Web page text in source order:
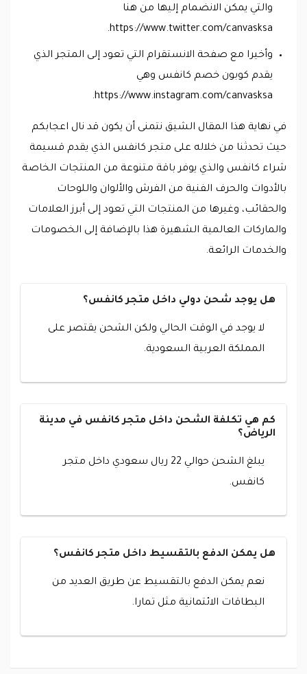
والتي يمكن الانضمام إليها من هنا
https://www.twitter.com/canvasksa.
وأخيرا مع صفحة الانستقرام التي تعود إلى المتجر الذي
يقدم كوبون خصم كانفس وهي
https://www.instagram.com/canvasksa.
في نهاية هذا المقال الشيق نتمنى أن يكون قد نال اعجابكم
حيث تحدثنا من خلاله على متجر كانفس الذي يقدم قسيمة
شراء كانفس والذي يوفر باقة متنوعة من المنتجات الخاصة
بالأدوات والحرف الفنية من الفرش والألوان واللوحات
والحقائب، وغيرها من المنتجات التي تعود إلى أبرز العلامات
والماركات العالمية الشهيرة هذا بالإضافة إلى الخصومات
والخدمات الرائعة.
هل يوجد شحن دولي داخل متجر كانفس؟
لا يوجد في الوقت الحالي ولكن الشحن يقتصر على
المملكة العربية السعودية.
كم هي تكلفة الشحن داخل متجر كانفس في مدينة
الرياض؟
يبلغ الشحن حوالي 22 ريال سعودي داخل متجر
كانفس.
هل يمكن الدفع بالتقسيط داخل متجر كانفس؟
نعم يمكن الدفع بالتقسيط عن طريق العديد من
البطاقات الائتمانية مثل تمارا.